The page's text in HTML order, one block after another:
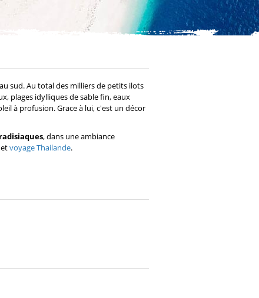
sud. Au total des milliers de petits ilots
plages idylliques de sable fin, eaux
à profusion. Grace à lui, c'est un décor
, dans une ambiance
etvoyage Thailande.